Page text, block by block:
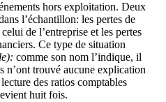
hors exploitation. Deux
l’échantillon: les pertes de
de l’entreprise et les pertes
Ce type de situation
comme son nom l’indique, il
n’ont trouvé aucune explication
des ratios comptables
huit fois.